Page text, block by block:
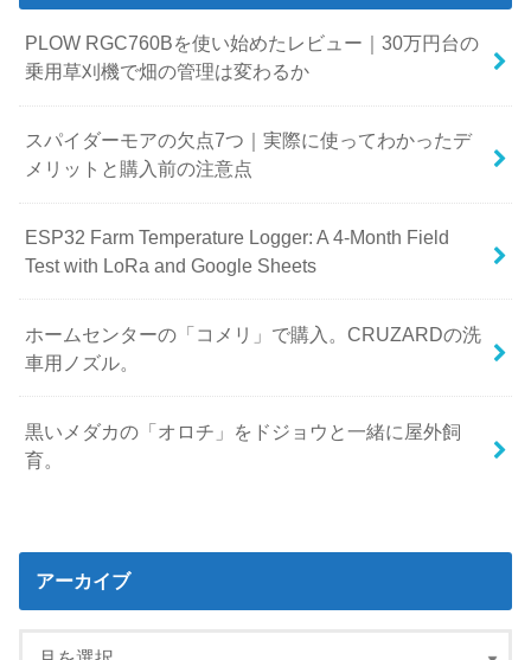
PLOW RGC760Bを使い始めたレビュー｜30万円台の
乗用草刈機で畑の管理は変わるか
スパイダーモアの欠点7つ｜実際に使ってわかったデ
メリットと購入前の注意点
ESP32 Farm Temperature Logger: A 4-Month Field
Test with LoRa and Google Sheets
ホームセンターの「コメリ」で購入。CRUZARDの洗
車用ノズル。
黒いメダカの「オロチ」をドジョウと一緒に屋外飼
育。
アーカイブ